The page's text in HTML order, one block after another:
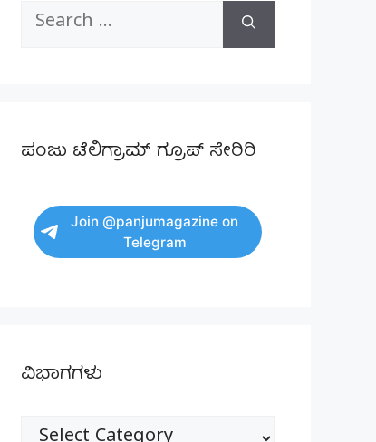
Search
ಪಂಜು ಟೆಲಿಗ್ರಾಮ್ ಗ್ರೂಪ್ ಸೇರಿರಿ
Join @panjumagazine on
Telegram
ವಿಭಾಗಗಳು
ವಿಭಾಗಗಳು